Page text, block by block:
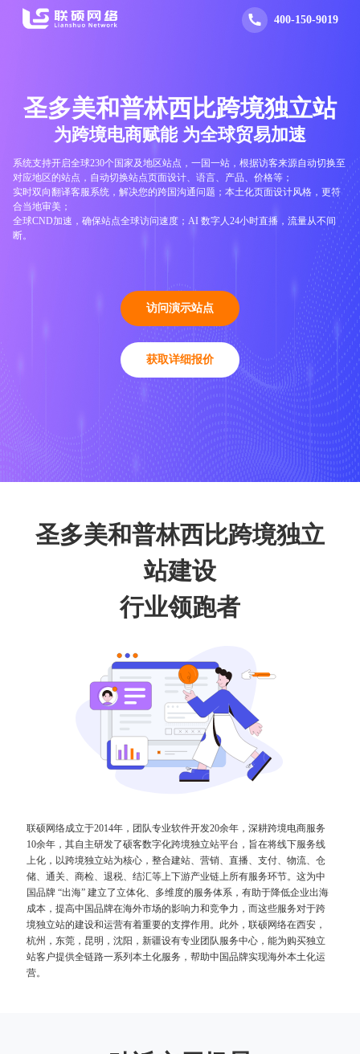
400-150-9019
圣多美和普林西比跨境独立站
为跨境电商赋能 为全球贸易加速
系统支持开启全球230个国家及地区站点，一国一站，根据访客来源自动切换至
对应地区的站点，自动切换站点页面设计、语言、产品、价格等；
实时双向翻译客服系统，解决您的跨国沟通问题；本土化页面设计风格，更符
合当地审美；
全球CND加速，确保站点全球访问速度；AI 数字人24小时直播，流量从不间
断。
访问演示站点
获取详细报价
圣多美和普林西比跨境独立
站建设
行业领跑者
联硕网络成立于2014年，团队专业软件开发20余年，深耕跨境电商服务
10余年，其自主研发了硕客数字化跨境独立站平台，旨在将线下服务线
上化，以跨境独立站为核心，整合建站、营销、直播、支付、物流、仓
储、通关、商检、退税、结汇等上下游产业链上所有服务环节。这为中
国品牌 “出海” 建立了立体化、多维度的服务体系，有助于降低企业出海
成本，提高中国品牌在海外市场的影响力和竞争力，而这些服务对于跨
境独立站的建设和运营有着重要的支撑作用。此外，联硕网络在西安，
杭州，东莞，昆明，沈阳，新疆设有专业团队服务中心，能为购买独立
站客户提供全链路一系列本土化服务，帮助中国品牌实现海外本土化运
营。